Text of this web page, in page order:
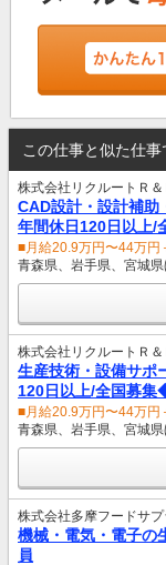
この仕事と似た仕
株式会社リクルートＲ
CAD設計・設計補
年間休日120日以上/
■月給20.9万円〜44万円
青森県、岩手県、宮城
株式会社リクルートＲ
生産技術・設備サポ
120日以上/全国募
■月給20.9万円〜44万円
青森県、岩手県、宮城
株式会社多摩フードサプ
機械・電気・電子の
員